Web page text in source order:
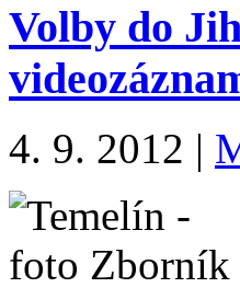
Volby do
4. 9. 2012 |